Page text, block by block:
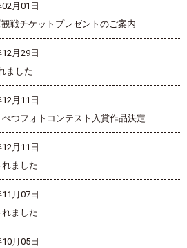
月01日
戦チケットプレゼントのご案内
月29日
ました
月11日
つフォトコンテスト入賞作品決定
月11日
ました
月07日
ました
月05日